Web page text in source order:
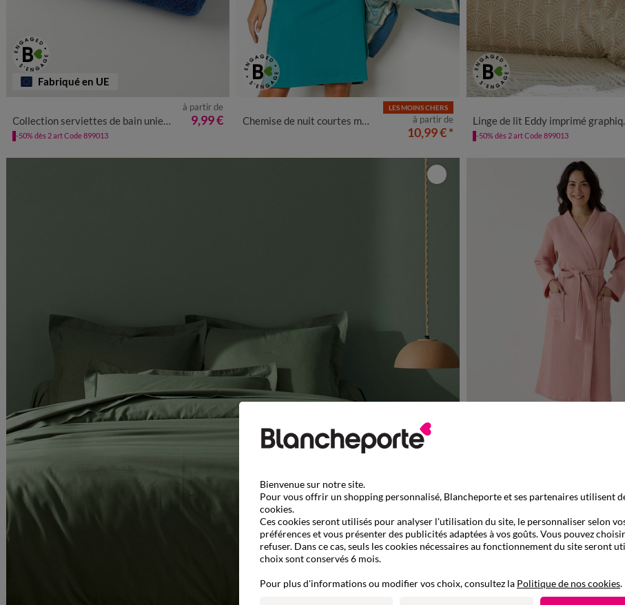
Fabriqué en UE
Collection serviettes de bain unies - confort luxe 540g/m²
à partir de
9,99 €
-50% dès 2 art Code 899013
50 52 54 56
Chemise de nuit courtes manches courtes motif "hiboux"
LES MOINS CHERS
à partir de
10,99 €*
Linge de lit Eddy imprimé graphique - coton 57 fils/cm²
-50% dès 2 art Code 899013
Bienvenue sur notre site.
Pour vous offrir un shopping personnalisé, Blancheporte et ses partenaires utilisent
cookies.
Ces cookies seront utilisés pour analyser l'utilisation du site, le personnaliser selon
préférences et vous présenter des publicités adaptées à vos goûts. Vous pouvez
refuser. Dans ce cas, seuls les cookies nécessaires au fonctionnement du site seront
choix sont conservés 6 mois.
Pour plus d'informations ou modifier vos choix, consultez la Politique de nos cookies.